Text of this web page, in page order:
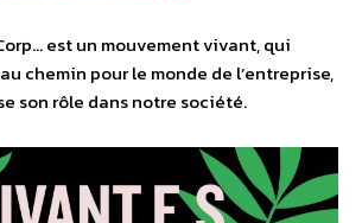
est un mouvement vivant, qui
chemin pour le monde de l’entreprise,
son rôle dans notre société.